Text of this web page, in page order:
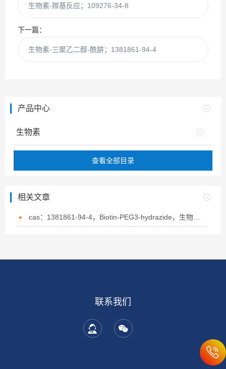
生物素-羰基反应；109276-34-8
下一篇：
生物素-三聚乙二醇-酰肼；1381861-94-4
产品中心
生物素
查看全部目录
相关文章
联系我们